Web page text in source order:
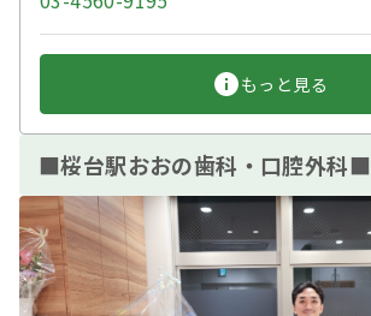
もっと見る
■桜台駅おおの歯科・口腔外科■